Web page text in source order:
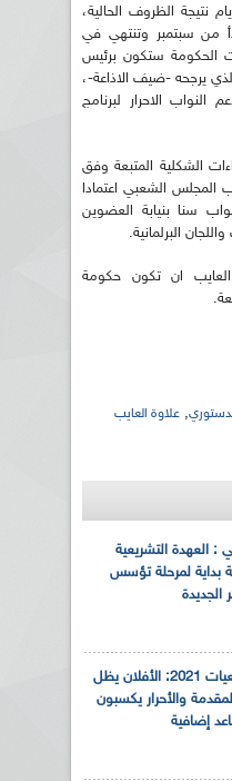
ان تتقلص الى 3 او 4 ايام نتيجة الظروف الحالية،
من سبتمبر وتنتهي في
الحكومة ستكون برئيس
يرجحه -ضيف الاذاعة-،
النواب الاحرار لبرنامج
الشكلية المتبعة وفق
المجلس الشعبي اعتمادا
سنا بنيابة العضوين
البرلمانية.
ان تكون حكومة
, علاوة العايب
: العهدة التشريعية
بداية لمرحلة تؤسس
الجديدة
تشريعيات 2021: الأفلان يظل
والأحرار يكسبون